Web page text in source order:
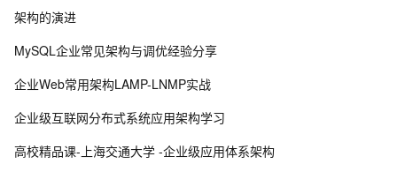
10新功能：阿里云负载均衡SLB支持HTTP访问强制跳
架构的演进
MySQL企业常见架构与调优经验分享
企业Web常用架构LAMP-LNMP实战
企业级互联网分布式系统应用架构学习
高校精品课-上海交通大学 -企业级应用体系架构